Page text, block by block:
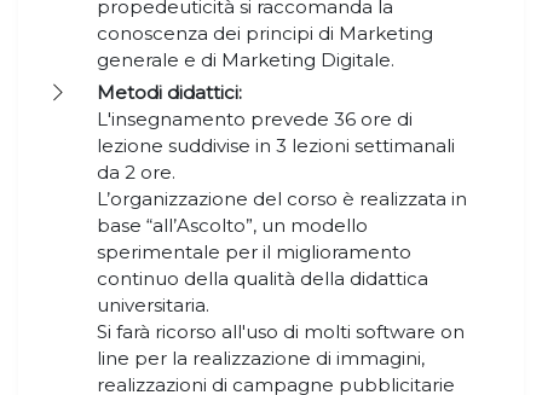
propedeuticità si raccomanda la
conoscenza dei principi di Marketing
generale e di Marketing Digitale.
Metodi didattici:
L'insegnamento prevede 36 ore di
lezione suddivise in 3 lezioni settimanali
da 2 ore.
L’organizzazione del corso è realizzata in
base “all’Ascolto”, un modello
sperimentale per il miglioramento
continuo della qualità della didattica
universitaria.
Si farà ricorso all'uso di molti software on
line per la realizzazione di immagini,
realizzazioni di campagne pubblicitarie